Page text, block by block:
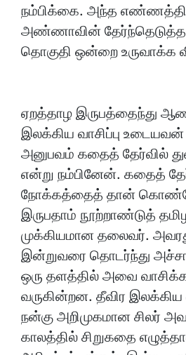
நம்பிக்கை. அந்த
அண்ணாவின் தேர்ந்தெடுத்த
தொகுதி ஒன்றை உருவாக்க
ஏறத்தாழ இருபத்தைந்து
இலக்கிய வாசிப்பு உடையவன்
அனுபவம் கதைத் தேர்வில்
என்று நம்பினேன். கதைத்
நோக்கத்தைத் தான்
இருபதாம் நூற்றாண்டுத்
முக்கியமான தலைவர்.
இன்றுவரை தொடர்ந்து
ஒரு தளத்தில் அவை
வருகின்றன. தீவிர இலக்கிய
நன்கு அறிமுகமான சிலர்
காலத்தில் சிறுகதை